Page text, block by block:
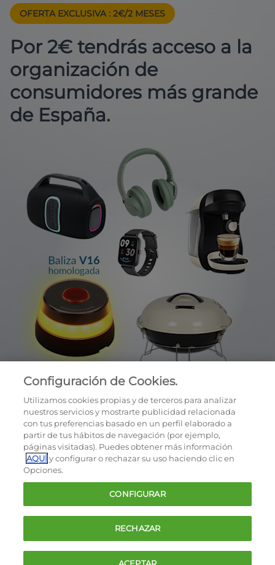
OFERTA EXCLUSIVA : 2€/2 MESES
Por 2€ tendrás acceso a la
organización de
consumidores más grande
de España.
Cookies
Política de privacidad
Términos y condiciones de la oferta
Contacto
FAQ
Configuración de Cookies.
Utilizamos cookies propias y de terceros para analizar
nuestros servicios y mostrarte publicidad relacionada
con tus preferencias basado en un perfil elaborado a
partir de tus hábitos de navegación (por ejemplo,
páginas visitadas). Puedes obtener más información
AQUÍy configurar o rechazar su uso haciendo clic en
Opciones.
CONFIGURAR
RECHAZAR